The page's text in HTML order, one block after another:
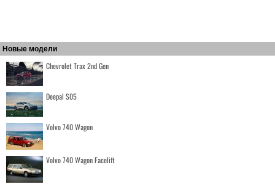
Новые модели
Chevrolet Trax 2nd Gen
Deepal S05
Volvo 740 Wagon
Volvo 740 Wagon Facelift